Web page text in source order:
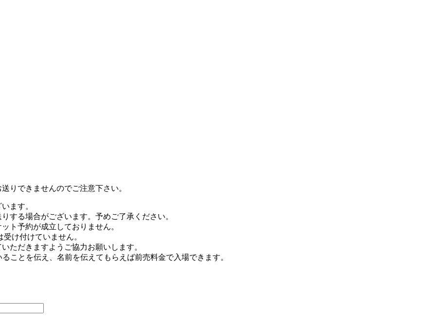
りできませんのでご注意下さい。
ます。
する場合がございます。予めご了承ください。
ト予約が成立しておりません。
け付けていません。
ただきますようご協力お願いします。
ことを伝え、名前を伝えてもらえば前売料金で入場できます。